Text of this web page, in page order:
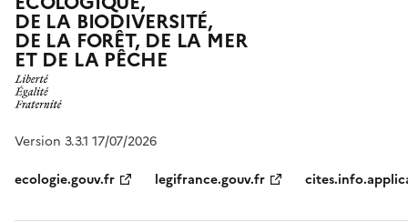
DE LA BIODIVERSITÉ,
DE LA FORÊT, DE LA MER
ET DE LA PÊCHE
Version 3.3.1 17/07/2026
ecologie.gouv.fr
legifrance.gouv.fr